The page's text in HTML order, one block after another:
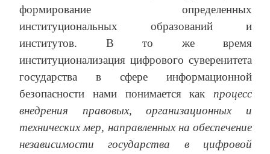
формирование определенных
институциональных образований и
институтов. В то же время
институционализация цифрового суверенитета
государства в сфере информационной
безопасности нами понимается как процесс
внедрения правовых, организационных и
технических мер, направленных на обеспечение
независимости государства в цифровой